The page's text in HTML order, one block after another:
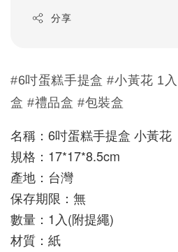
分享
#6吋蛋糕手提盒 #小黃花 1
盒 #禮品盒 #包裝盒
名稱：6吋蛋糕手提盒 小黃花
規格：17*17*8.5cm
產地：台灣
保存期限：無
數量：1入(附提繩)
材質：紙